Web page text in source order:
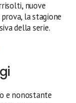
nuove
la stagione
della serie.
e nonostante